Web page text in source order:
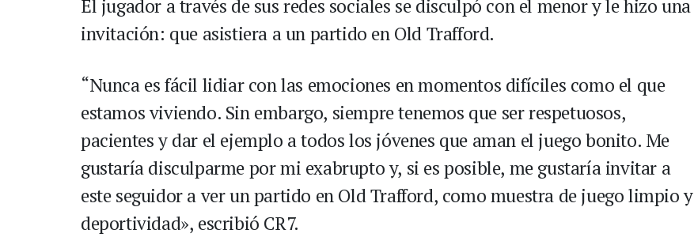
El jugador a través de sus redes sociales se disculpó con el menor y le hizo una
invitación: que asistiera a un partido en Old Trafford.
“Nunca es fácil lidiar con las emociones en momentos difíciles como el que
estamos viviendo. Sin embargo, siempre tenemos que ser respetuosos,
pacientes y dar el ejemplo a todos los jóvenes que aman el juego bonito. Me
gustaría disculparme por mi exabrupto y, si es posible, me gustaría invitar a
este seguidor a ver un partido en Old Trafford, como muestra de juego limpio y
deportividad», escribió CR7.